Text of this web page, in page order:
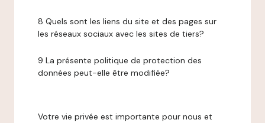
8 Quels sont les liens du site et des pages sur
les réseaux sociaux avec les sites de tiers?
9 La présente politique de protection des
données peut-elle être modifiée?
Votre vie privée est importante pour nous et